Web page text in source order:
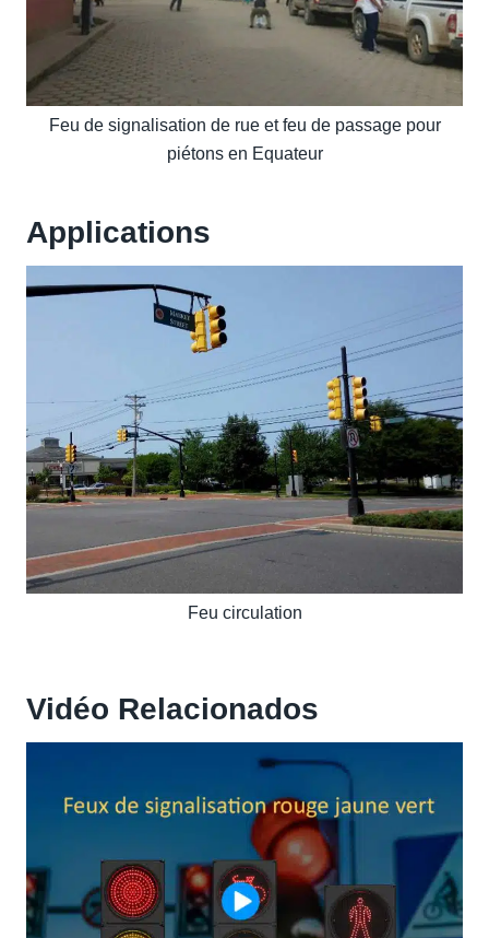
Feu de signalisation de rue et feu de passage pour
piétons en Equateur
Applications
Feu circulation
Vidéo Relacionados